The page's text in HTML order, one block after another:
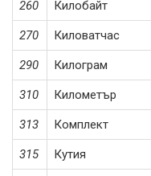
260 Килобайт
270 Киловатчас
290 Килограм
310 Километър
313 Комплект
315 Кутия